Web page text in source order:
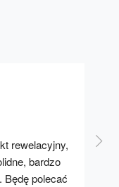
rewelacyjny,
bardzo
Będę polecać
A